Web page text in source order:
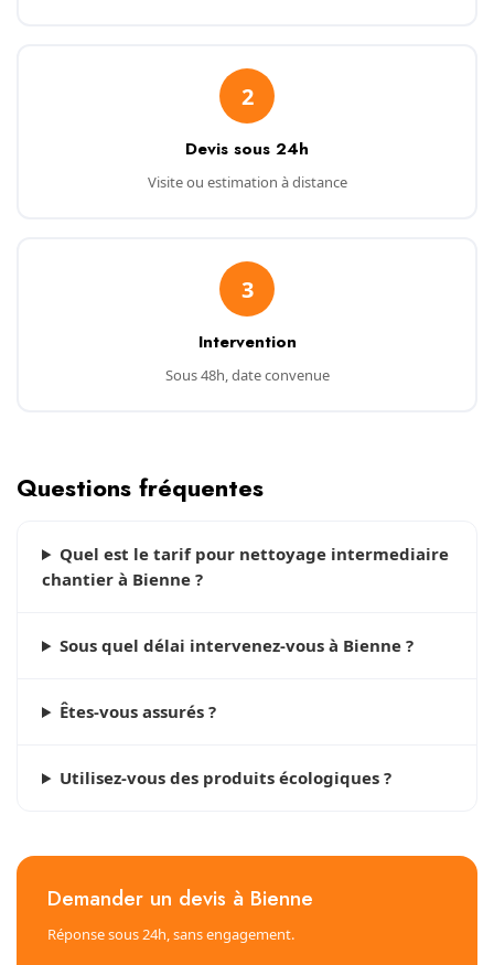
2
Devis sous 24h
Visite ou estimation à distance
3
Intervention
Sous 48h, date convenue
Questions fréquentes
Quel est le tarif pour nettoyage intermediaire
chantier à Bienne ?
Sous quel délai intervenez-vous à Bienne ?
Êtes-vous assurés ?
Utilisez-vous des produits écologiques ?
Demander un devis à Bienne
Réponse sous 24h, sans engagement.